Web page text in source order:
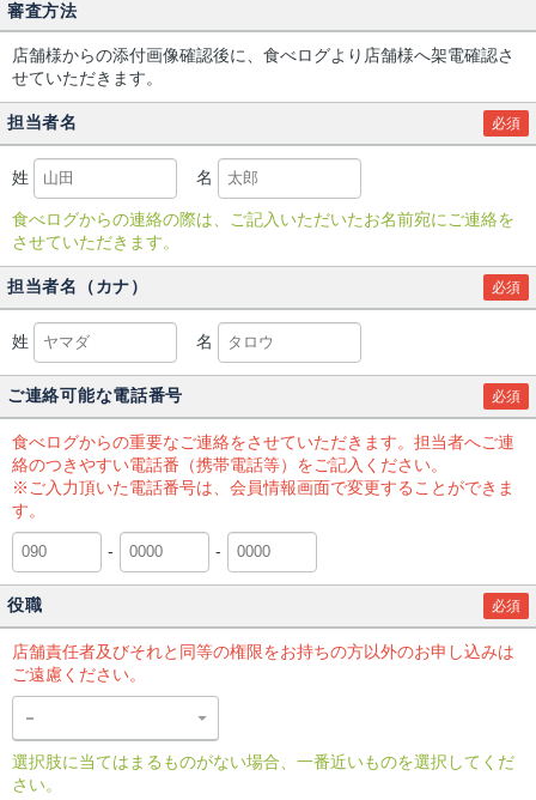
審査方法
店舗様からの添付画像確認後に、食べログより店舗様へ架電確認さ
せていただきます。
担当者名 必須
姓 名
食べログからの連絡の際は、ご記入いただいたお名前宛にご連絡を
させていただきます。
担当者名（カナ） 必須
姓 名
ご連絡可能な電話番号 必須
食べログからの重要なご連絡をさせていただきます。担当者へご連
絡のつきやすい電話番（携帯電話等）をご記入ください。
※ご入力頂いた電話番号は、会員情報画面で変更することができま
す。
- -
役職 必須
店舗責任者及びそれと同等の権限をお持ちの方以外のお申し込みは
ご遠慮ください。
選択肢に当てはまるものがない場合、一番近いものを選択してくだ
さい。